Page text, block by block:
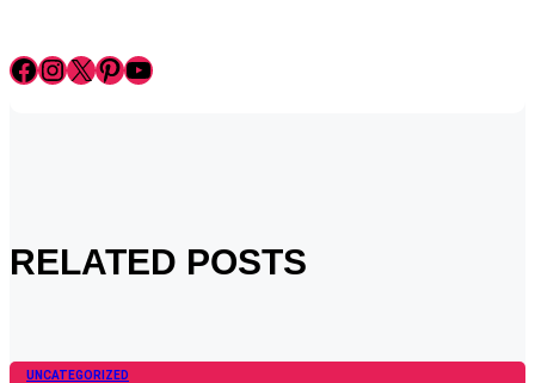
Facebook InstagramX Pinterest YouTube
RELATED POSTS
UNCATEGORIZED